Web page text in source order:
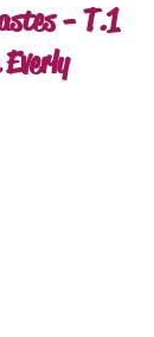
- T.1